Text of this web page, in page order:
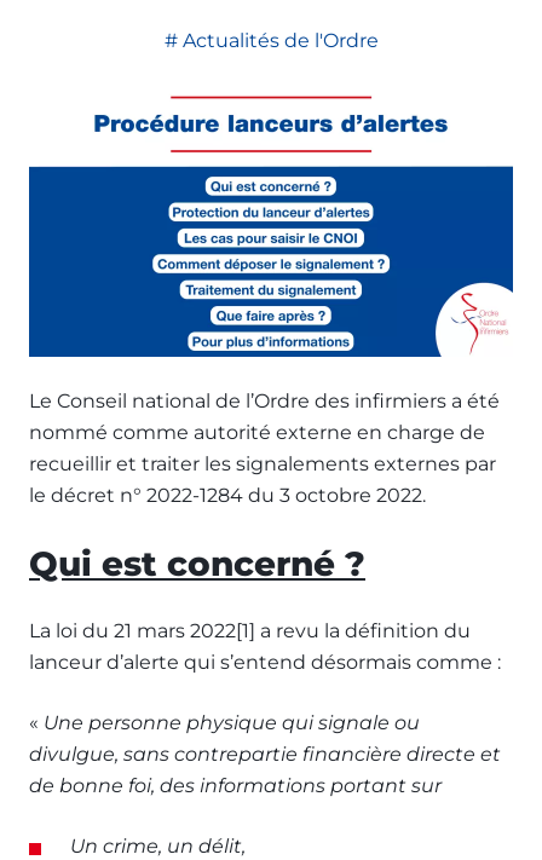
Actualités de l'Ordre
Le Conseil national de l’Ordre des infirmiers a été
nommé comme autorité externe en charge de
recueillir et traiter les signalements externes par
le décret n° 2022-1284 du 3 octobre 2022.
Qui est concerné ?
La loi du 21 mars 2022[1] a revu la définition du
lanceur d’alerte qui s’entend désormais comme :
« Une personne physique qui signale ou
divulgue, sans contrepartie financière directe et
de bonne foi, des informations portant sur
Un crime, un délit,